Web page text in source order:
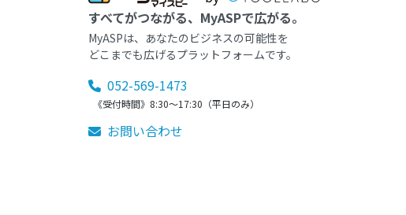
すべてがつながる、MyASPで広がる。
MyASPは、あなたのビジネスの可能性を
どこまでも広げるプラットフォームです。
052-569-1473
《受付時間》8:30～17:30（平日のみ）
お問い合わせ